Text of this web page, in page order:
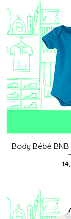
Body Bébé